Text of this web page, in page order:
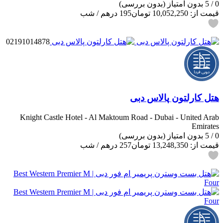
مترو: ایستگاه متروی دیره سیتی سنتر: ۹۵۰ متر
قطار: ایستگاه متروی دیره سیتی سنتر: ۱ کیلومتر
رستوران: رستوران باندو خان: ۵۰ متر
کافه/بار: کافه برج گرین: ۱۰۰ متر
کافه/بار: کافه لس آنجلس: ۱۰۰ متر
نزدیک‌ترین فرودگاه‌ها
فرودگاه بین‌المللی دبی: ۱.۶ کیلومتر
فرودگاه بین‌المللی آل مکتوم: ۴۲ کیلومتر
نظرات مهمانان و تجربه‌های اقامت
رضایت‌مندی مهمانان
0
/ بدون امتیاز (بدون بررسی)
قیمت از: 10,052,250 تومان 195 درهم / شب
02191014878
هتل کارلتون پالاس دبی
Knight Castle Hotel - Al Maktoum Road - Dubai - United Arab
Emirates
0
/ بدون امتیاز (بدون بررسی)
قیمت از: 13,248,350 تومان 257 درهم / شب